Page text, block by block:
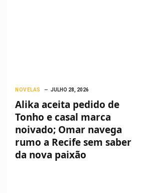
NOVELAS JULHO 28, 2026
Alika aceita pedido de
Tonho e casal marca
noivado; Omar navega
rumo a Recife sem saber
da nova paixão